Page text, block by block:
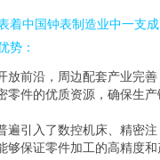
着中国钟表制造业中一支成
势：
放前沿，周边配套产业完
零件的优质资源，确保生产
遍引入了数控机床、精密注
够保证零件加工的高精度和